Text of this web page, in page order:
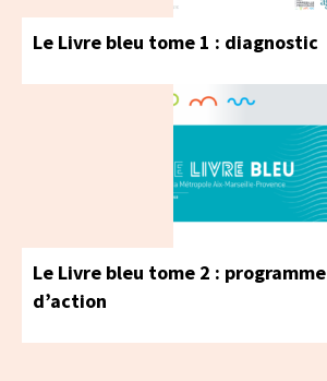
Le Livre bleu tome 1 : diagnostic
Le Livre bleu tome 2 : programme
d’action